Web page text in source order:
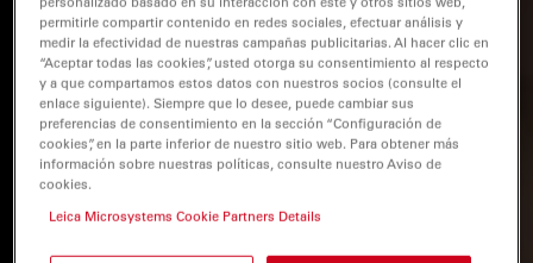
permitirle compartir contenido en redes sociales, efectuar análisis y
medir la efectividad de nuestras campañas publicitarias. Al hacer clic en
“Aceptar todas las cookies”, usted otorga su consentimiento al respecto
y a que compartamos estos datos con nuestros socios (consulte el
enlace siguiente). Siempre que lo desee, puede cambiar sus
preferencias de consentimiento en la sección “Configuración de
cookies”, en la parte inferior de nuestro sitio web. Para obtener más
información sobre nuestras políticas, consulte nuestro Aviso de
cookies.
Leica Microsystems Cookie Partners Details